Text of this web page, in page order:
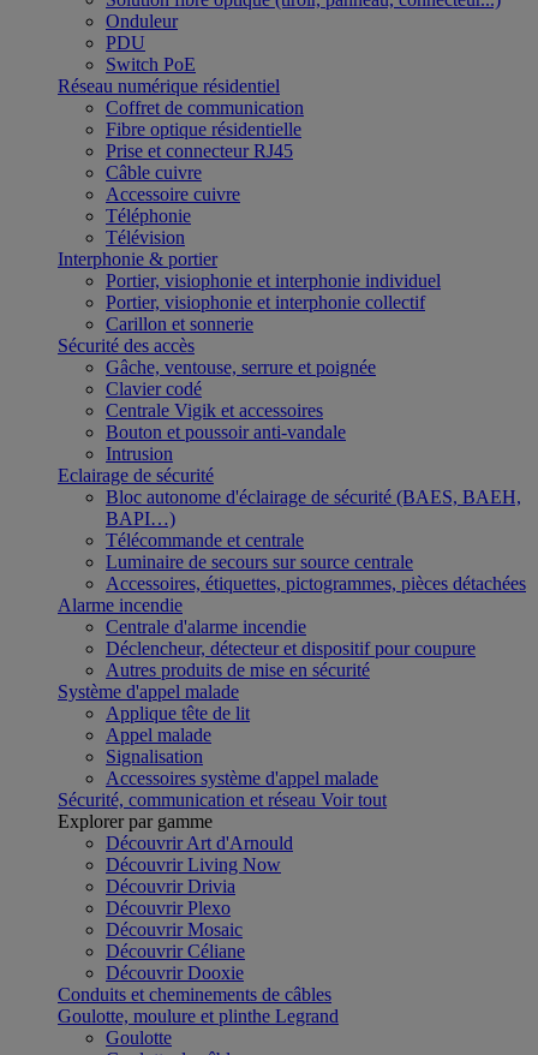
Onduleur
PDU
Switch PoE
Réseau numérique résidentiel
Coffret de communication
Fibre optique résidentielle
Prise et connecteur RJ45
Câble cuivre
Accessoire cuivre
Téléphonie
Télévision
Interphonie & portier
Portier, visiophonie et interphonie individuel
Portier, visiophonie et interphonie collectif
Carillon et sonnerie
Sécurité des accès
Gâche, ventouse, serrure et poignée
Clavier codé
Centrale Vigik et accessoires
Bouton et poussoir anti-vandale
Intrusion
Eclairage de sécurité
Bloc autonome d'éclairage de sécurité (BAES, BAEH,
BAPI…)
Télécommande et centrale
Luminaire de secours sur source centrale
Accessoires, étiquettes, pictogrammes, pièces détachées
Alarme incendie
Centrale d'alarme incendie
Déclencheur, détecteur et dispositif pour coupure
Autres produits de mise en sécurité
Système d'appel malade
Applique tête de lit
Appel malade
Signalisation
Accessoires système d'appel malade
Sécurité, communication et réseau Voir tout
Explorer par gamme
Découvrir Art d'Arnould
Découvrir Living Now
Découvrir Drivia
Découvrir Plexo
Découvrir Mosaic
Découvrir Céliane
Découvrir Dooxie
Conduits et cheminements de câbles
Goulotte, moulure et plinthe Legrand
Goulotte